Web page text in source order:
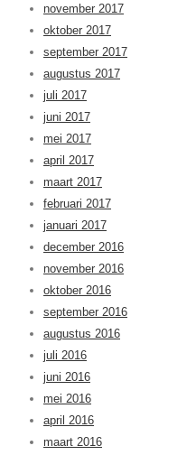
november 2017
oktober 2017
september 2017
augustus 2017
juli 2017
juni 2017
mei 2017
april 2017
maart 2017
februari 2017
januari 2017
december 2016
november 2016
oktober 2016
september 2016
augustus 2016
juli 2016
juni 2016
mei 2016
april 2016
maart 2016